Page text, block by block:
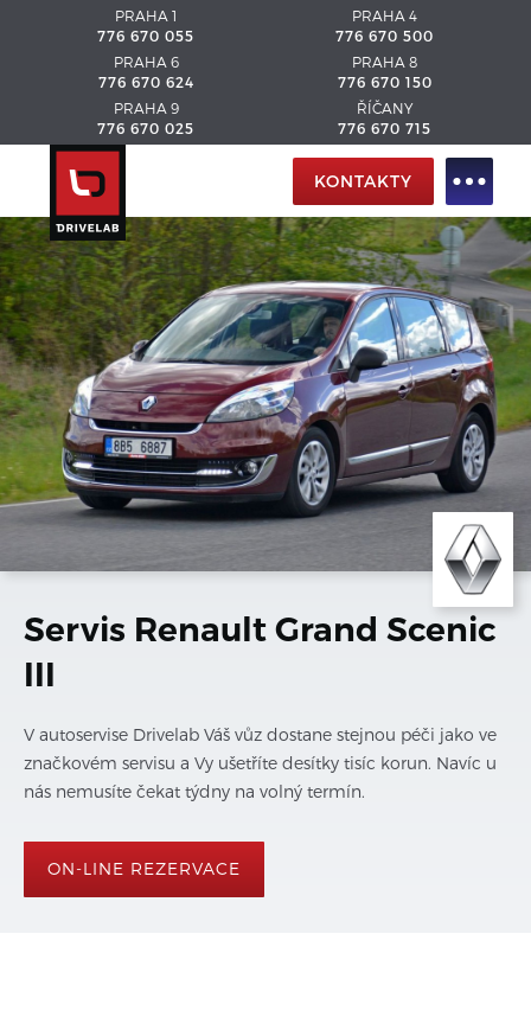
PRAHA 1
776 670 055
PRAHA 4
776 670 500
PRAHA 6
776 670 624
PRAHA 8
776 670 150
PRAHA 9
776 670 025
ŘÍČANY
776 670 715
KONTAKTY
Servis Renault Grand Scenic
III
V autoservise Drivelab Váš vůz dostane stejnou péči jako ve
značkovém servisu a Vy ušetříte desítky tisíc korun. Navíc u
nás nemusíte čekat týdny na volný termín.
ON-LINE REZERVACE